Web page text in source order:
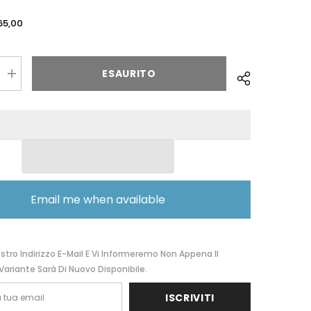
Aumentare
la
03372001.14-
100
ESAURITO
Email me when available
Indirizzo E-Mail E Vi Informeremo Non Appena Il
Sarà Di Nuovo Disponibile.
ISCRIVITI